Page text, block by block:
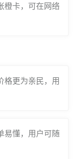
橙卡，可在网络
格更为亲民，用
易懂，用户可随